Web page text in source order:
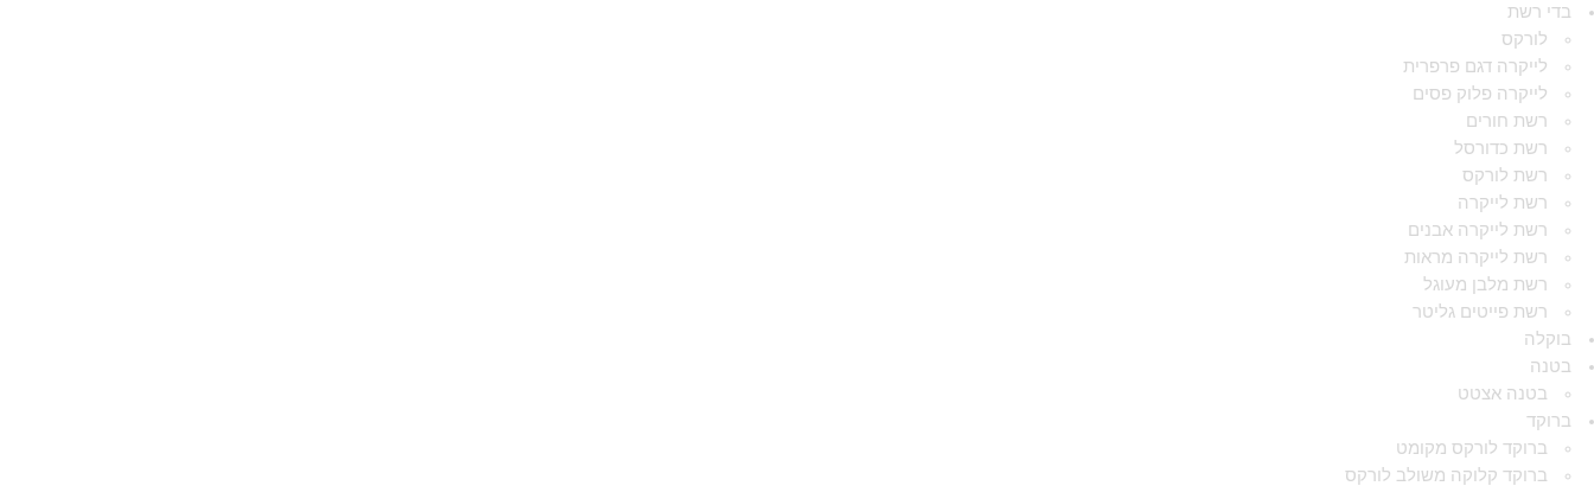
בדי רשת
לורקס
לייקרה דגם פרפרית
לייקרה פלוק פסים
רשת חורים
רשת כדורסל
רשת לורקס
רשת לייקרה
רשת לייקרה אבנים
רשת לייקרה מראות
רשת מלבן מעוגל
רשת פייטים גליטר
בוקלה
בטנה
בטנה אצטט
ברוקד
ברוקד לורקס מקומט
ברוקד קלוקה משולב לורקס